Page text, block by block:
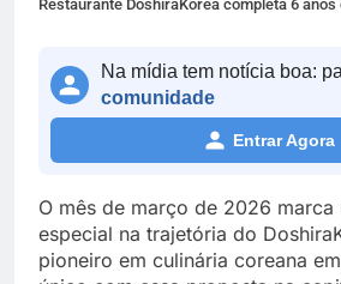
Restaurante DoshiraKorea completa 6 anos
Na mídia tem notícia boa:
comunidade
Entrar Agora
O mês de março de 2026 marca
especial na trajetória do
pioneiro em culinária coreana